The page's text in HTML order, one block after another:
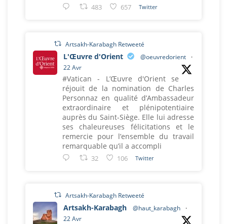
483 657 Twitter
Artsakh-Karabagh Retweeté
L'Œuvre d'Orient @oeuvredorient
·
22 Avr
#Vatican - L’Œuvre d'Orient se
réjouit de la nomination de Charles
Personnaz en qualité d’Ambassadeur
extraordinaire et plénipotentiaire
auprès du Saint-Siège. Elle lui adresse
ses chaleureuses félicitations et le
remercie pour l’ensemble du travail
remarquable qu’il a accompli
32 106 Twitter
Artsakh-Karabagh Retweeté
Artsakh-Karabagh @haut_karabagh
·
22 Avr